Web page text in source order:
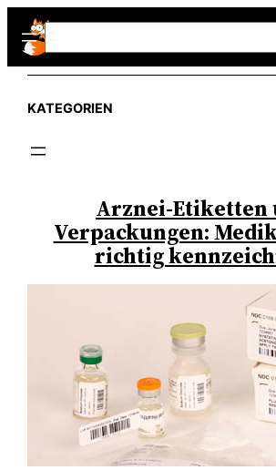
Zum
Inhalt
springen
Search
KATEGORIEN
Arznei-Etiketten
Verpackungen:
richtig